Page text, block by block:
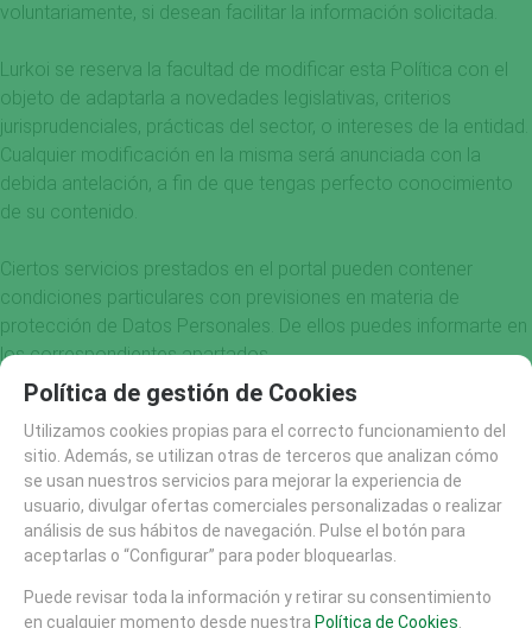
voluntariamente, si desean facilitar la información solicitada.
Lurkoi se reserva la facultad de modificar esta Política con el
objeto de adaptarla a novedades legislativas, criterios
jurisprudenciales, prácticas del sector, o intereses de la entidad.
Cualquier modificación en la misma será anunciada con la
debida antelación, a fin de que tengas perfecto conocimiento
de su contenido.
Ciertos servicios prestados en el portal pueden contener
condiciones particulares con previsiones en materia de
protección de Datos Personales. De ellos puedes informarte en
los correspondientes apartados.
TITULARIDAD DEL TRATAMIENTO
En dichos supuestos, los datos recabados por Lurkoi serán
incorporados a ficheros titularidad de Lurkoi , debidamente
inscritos en el Registro General de Protección de Datos.
USOS Y FINALIDADES
personales es la gestión, prestación y personalización de los
Política de gestión de Cookies
Utilizamos cookies propias para el correcto funcionamiento del
sitio. Además, se utilizan otras de terceros que analizan cómo
se usan nuestros servicios para mejorar la experiencia de
usuario, divulgar ofertas comerciales personalizadas o realizar
análisis de sus hábitos de navegación. Pulse el botón para
aceptarlas o “Configurar” para poder bloquearlas.
Puede revisar toda la información y retirar su consentimiento
en cualquier momento desde nuestra Política de Cookies